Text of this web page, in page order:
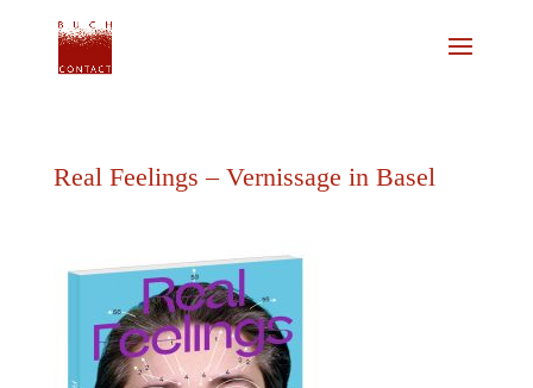
Real Feelings – Vernissage in Basel